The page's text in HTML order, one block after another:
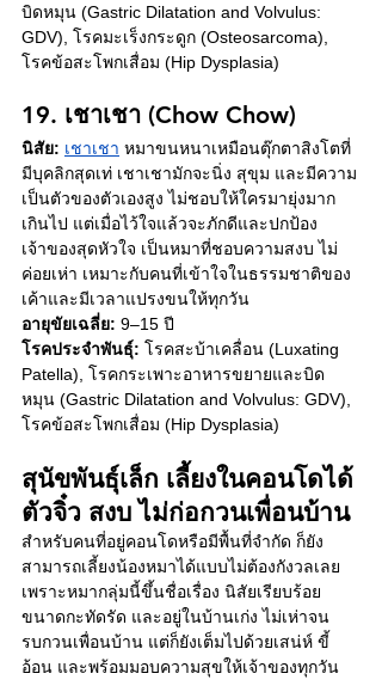
บิดหมุน (Gastric Dilatation and Volvulus:
GDV), โรคมะเร็งกระดูก (Osteosarcoma),
โรคข้อสะโพกเสื่อม (Hip Dysplasia)
19. เชาเชา (Chow Chow)
นิสัย: เชาเชา หมาขนหนาเหมือนตุ๊กตาสิงโตที่
มีบุคลิกสุดเท่ เชาเชามักจะนิ่ง สุขุม และมีความ
เป็นตัวของตัวเองสูง ไม่ชอบให้ใครมายุ่งมาก
เกินไป แต่เมื่อไว้ใจแล้วจะภักดีและปกป้อง
เจ้าของสุดหัวใจ เป็นหมาที่ชอบความสงบ ไม่
ค่อยเห่า เหมาะกับคนที่เข้าใจในธรรมชาติของ
เค้าและมีเวลาแปรงขนให้ทุกวัน
อายุขัยเฉลี่ย: 9–15 ปี
โรคประจำพันธุ์: โรคสะบ้าเคลื่อน (Luxating
Patella), โรคกระเพาะอาหารขยายและบิด
หมุน (Gastric Dilatation and Volvulus: GDV),
โรคข้อสะโพกเสื่อม (Hip Dysplasia)
สุนัขพันธุ์เล็ก เลี้ยงในคอนโดได้
ตัวจิ๋ว สงบ ไม่ก่อกวนเพื่อนบ้าน
สำหรับคนที่อยู่คอนโดหรือมีพื้นที่จำกัด ก็ยัง
สามารถเลี้ยงน้องหมาได้แบบไม่ต้องกังวลเลย
เพราะหมากลุ่มนี้ขึ้นชื่อเรื่อง นิสัยเรียบร้อย
ขนาดกะทัดรัด และอยู่ในบ้านเก่ง ไม่เห่าจน
รบกวนเพื่อนบ้าน แต่ก็ยังเต็มไปด้วยเสน่ห์ ขี้
อ้อน และพร้อมมอบความสุขให้เจ้าของทุกวัน